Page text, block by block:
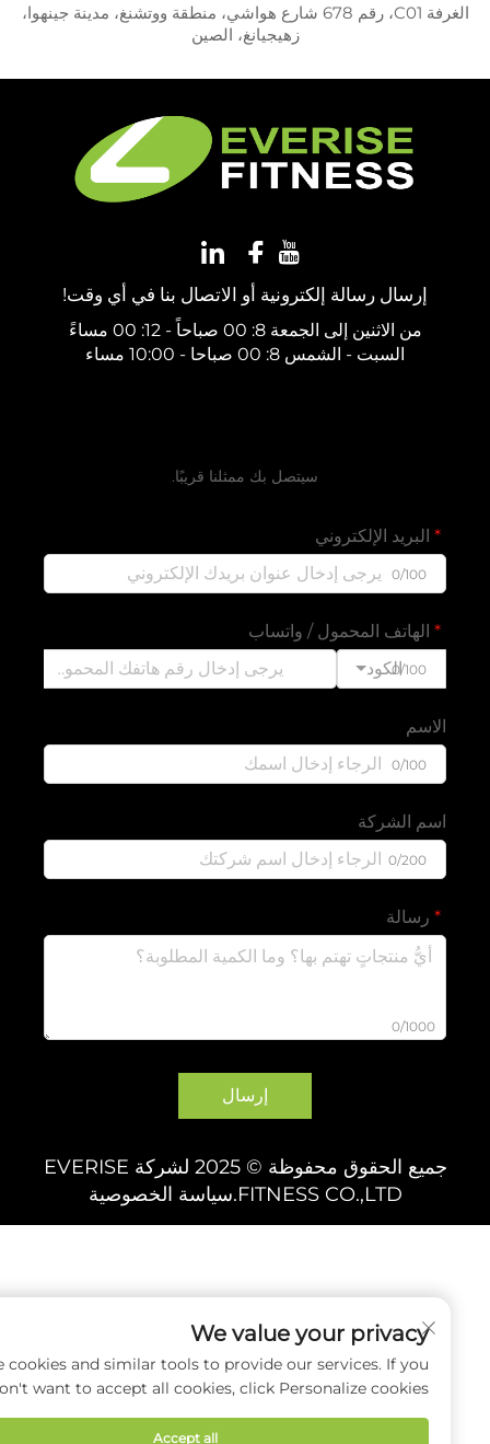
الغرفة C01، رقم 678 شارع هواشي، منطقة ووتشنغ، مدينة جينهوا،
زهيجيانغ، الصين
إرسال رسالة إلكترونية أو الاتصال بنا في أي وقت!
من الاثنين إلى الجمعة 8: 00 صباحاً - 12: 00 مساءً
السبت - الشمس 8: 00 صباحا - 10:00 مساء
سيتصل بك ممثلنا قريبًا.
البريد الإلكتروني
الهاتف المحمول / واتساب
الكود
اسم الشركة
رسالة
0/1000
إرسال
جميع الحقوق محفوظة © 2025 لشركة EVERISE
FITNESS CO.,LTD.سياسة الخصوصية
We value your privacy
use cookies and similar tools to provide our services. If you
don't want to accept all cookies, click Personalize cookies.
Accept all